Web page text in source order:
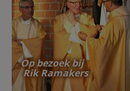
Op bezoek bij
Rik Ramakers